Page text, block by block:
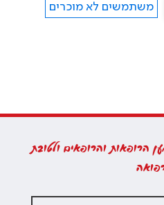
משתמשים לא מוכרים
הרופאות והרופאים ולטובת